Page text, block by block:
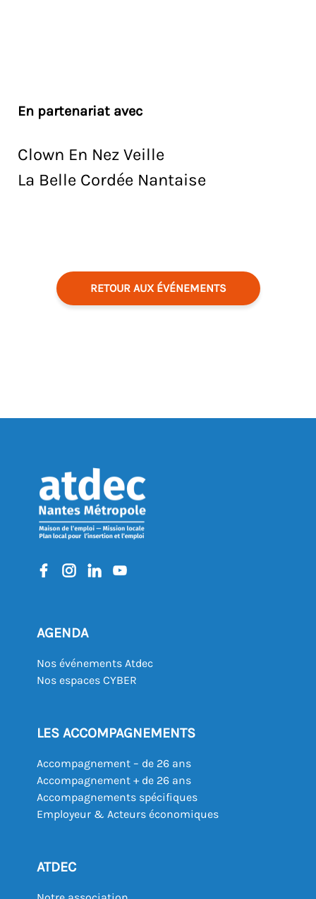
En partenariat avec
Clown En Nez Veille
La Belle Cordée Nantaise
RETOUR AUX ÉVÉNEMENTS
AGENDA
Nos événements Atdec
Nos espaces CYBER
LES ACCOMPAGNEMENTS
Accompagnement – de 26 ans
Accompagnement + de 26 ans
Accompagnements spécifiques
Employeur & Acteurs économiques
ATDEC